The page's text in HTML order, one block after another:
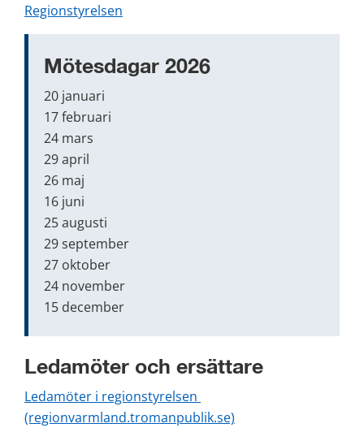
Regionstyrelsen
Mötesdagar 2026
20 januari
17 februari
24 mars
29 april
26 maj
16 juni
25 augusti
29 september
27 oktober
24 november
15 december
Ledamöter och ersättare
Ledamöter i regionstyrelsen
(regionvarmland.tromanpublik.se)